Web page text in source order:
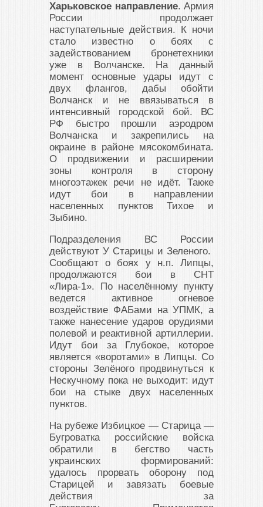
Харьковское направление. Армия
России продолжает
наступательные действия. К ночи
стало известно о боях с
задействованием бронетехники
уже в Волчанске. На данный
момент основные удары идут с
двух флангов, дабы обойти
Волчанск и не ввязываться в
интенсивный городской бой. ВС
РФ быстро прошли аэродром
Волчанска и закрепились на
окраине в районе мясокомбината.
О продвижении и расширении
зоны контроля в сторону
многоэтажек речи не идёт. Также
идут бои в направлении
населенных пунктов Тихое и
Зыбино.
Подразделения ВС России
действуют У Старицы и Зеленого.
Сообщают о боях у н.п. Липцы,
продолжаются бои в СНТ
«Лира-1». По населённому пункту
ведется активное огневое
воздействие ФАБами на УПМК, а
также нанесение ударов орудиями
полевой и реактивной артиллерии.
Идут бои за Глубокое, которое
является «воротами» в Липцы. Со
стороны Зелёного продвинуться к
Нескучному пока не выходит: идут
бои на стыке двух населенных
пунктов.
На рубеже Избицкое — Старица —
Бугроватка российские войска
обратили в бегство часть
украинских формирований:
удалось прорвать оборону под
Старицей и завязать боевые
действия за